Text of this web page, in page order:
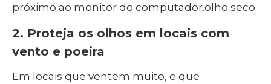
próximo ao monitor do computador.olho seco
2. Proteja os olhos em locais com
vento e poeira
Em locais que ventem muito, e que